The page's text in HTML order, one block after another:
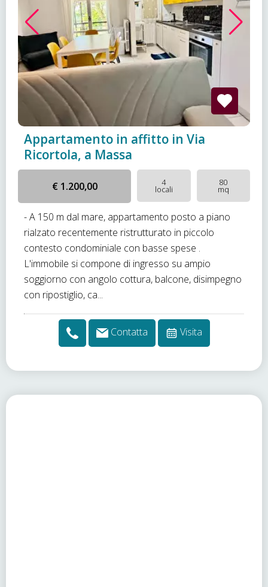
Appartamento in affitto in Via
Ricortola, a Massa
€ 1.200,00 4
locali
80
mq
- A 150 m dal mare, appartamento posto a piano
rialzato recentemente ristrutturato in piccolo
contesto condominiale con basse spese .
L'immobile si compone di ingresso su ampio
soggiorno con angolo cottura, balcone, disimpegno
con ripostiglio, ca...
Contatta Visita